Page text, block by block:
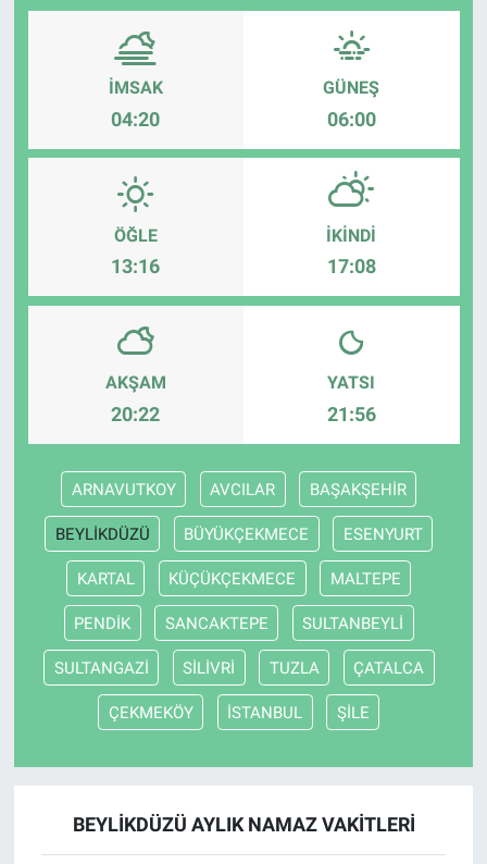
İMSAK
04:20
GÜNEŞ
06:00
ÖĞLE
13:16
İKINDI
17:08
AKŞAM
20:22
YATSI
21:56
ARNAVUTKOY AVCILAR BAŞAKŞEHİR
BEYLİKDÜZÜ BÜYÜKÇEKMECE ESENYURT
KARTAL KÜÇÜKÇEKMECE MALTEPE
PENDİK SANCAKTEPE SULTANBEYLİ
SULTANGAZİ SİLİVRİ TUZLA ÇATALCA
ÇEKMEKÖY İSTANBUL ŞİLE
BEYLİKDÜZÜ AYLIK NAMAZ VAKITLERI